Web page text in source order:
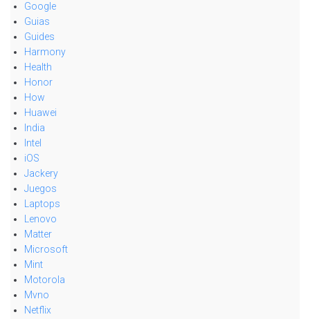
Google
Guias
Guides
Harmony
Health
Honor
How
Huawei
India
Intel
iOS
Jackery
Juegos
Laptops
Lenovo
Matter
Microsoft
Mint
Motorola
Mvno
Netflix